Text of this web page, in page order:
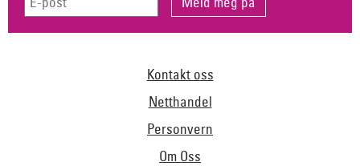
Kontakt oss
Netthandel
Personvern
Om Oss